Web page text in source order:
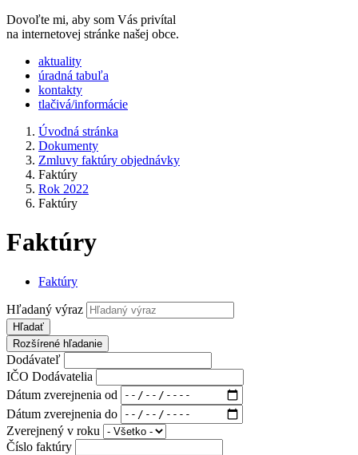
Dovoľte mi, aby som Vás privítal
na internetovej stránke našej obce.
​​aktuality
úradná tabuľa
kontakty
tlačivá/informácie
Úvodná stránka
Dokumenty
Zmluvy faktúry objednávky
Faktúry
Rok 2022
Faktúry
Faktúry
Faktúry
Hľadaný výraz
Hľadať
Rozšírené hľadanie
Dodávateľ
IČO Dodávatelia
Dátum zverejnenia od
Dátum zverejnenia do
Zverejnený v roku
Číslo faktúry